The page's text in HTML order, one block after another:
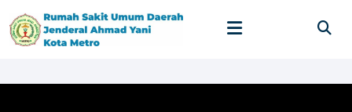
to
content